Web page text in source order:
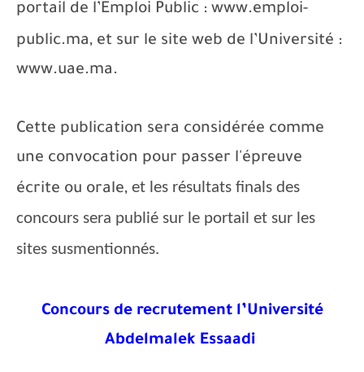
portail de l’Emploi Public : www.emploi-
public.ma, et sur le site web de l’Université :
www.uae.ma.
Cette publication sera considérée comme
une convocation pour passer l'épreuve
écrite ou orale, et les résultats finals des
concours sera publié sur le portail et sur les
sites susmentionnés.
Concours de recrutement l’Université
Abdelmalek Essaadi